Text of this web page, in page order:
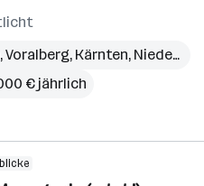
,Voralberg, Kärnten, Niederösterreich
€ jährlich